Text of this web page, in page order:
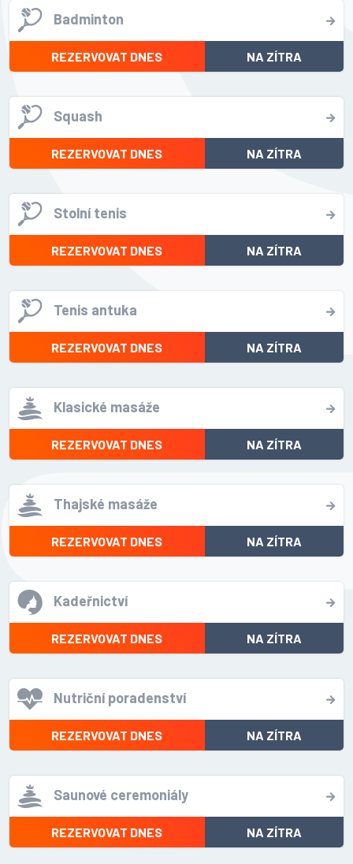
Badminton
REZERVOVAT DNES NA ZÍTRA
Squash
REZERVOVAT DNES NA ZÍTRA
Stolní tenis
REZERVOVAT DNES NA ZÍTRA
Tenis antuka
REZERVOVAT DNES NA ZÍTRA
Klasické masáže
REZERVOVAT DNES NA ZÍTRA
Thajské masáže
REZERVOVAT DNES NA ZÍTRA
Kadeřnictví
REZERVOVAT DNES NA ZÍTRA
Nutriční poradenství
REZERVOVAT DNES NA ZÍTRA
Saunové ceremoniály
REZERVOVAT DNES NA ZÍTRA